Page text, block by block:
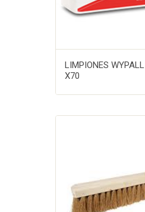
LIMPIONES WYPALL
X70